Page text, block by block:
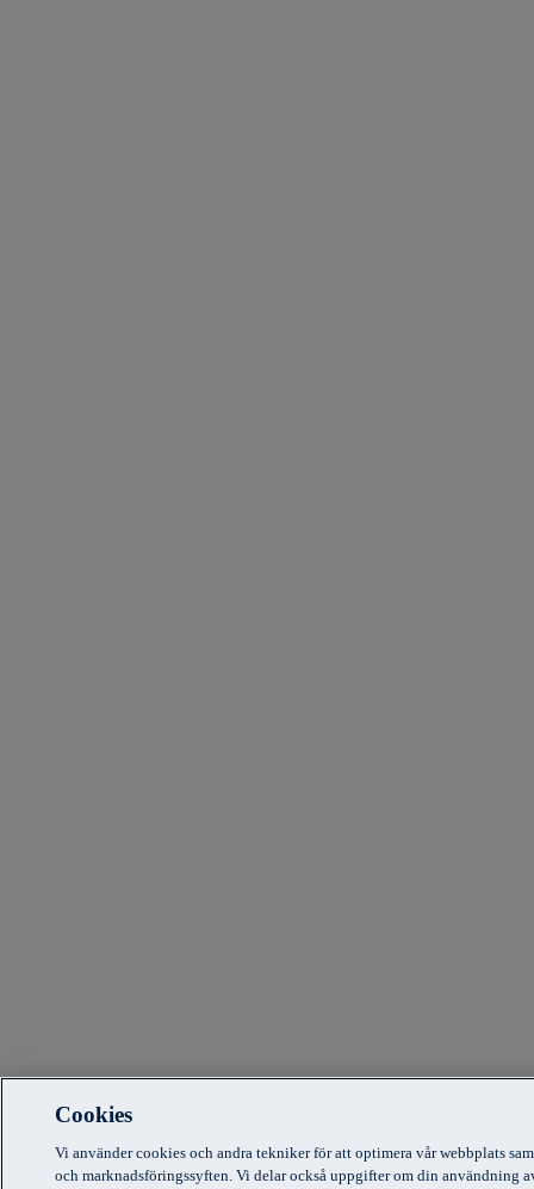
Cookies
Vi använder cookies och andra tekniker för att optimera vår webbplats
och marknadsföringssyften. Vi delar också uppgifter om din användning